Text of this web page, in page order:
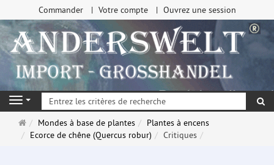
Commander Votre compte Ouvrez une session
Navigation
Page
d'accueil
Mondes à base de plantes
Plantes à encens
Ecorce de chêne (Quercus robur)
Critiques